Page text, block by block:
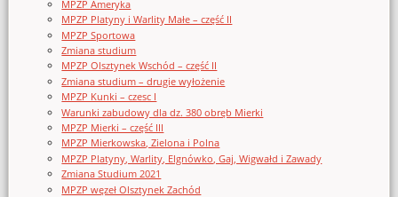
MPZP Ameryka
MPZP Platyny i Warlity Małe – część II
MPZP Sportowa
Zmiana studium
MPZP Olsztynek Wschód – część II
Zmiana studium – drugie wyłożenie
MPZP Kunki – czesc I
Warunki zabudowy dla dz. 380 obręb Mierki
MPZP Mierki – część III
MPZP Mierkowska, Zielona i Polna
MPZP Platyny, Warlity, Elgnówko, Gaj, Wigwałd i Zawady
Zmiana Studium 2021
MPZP węzeł Olsztynek Zachód